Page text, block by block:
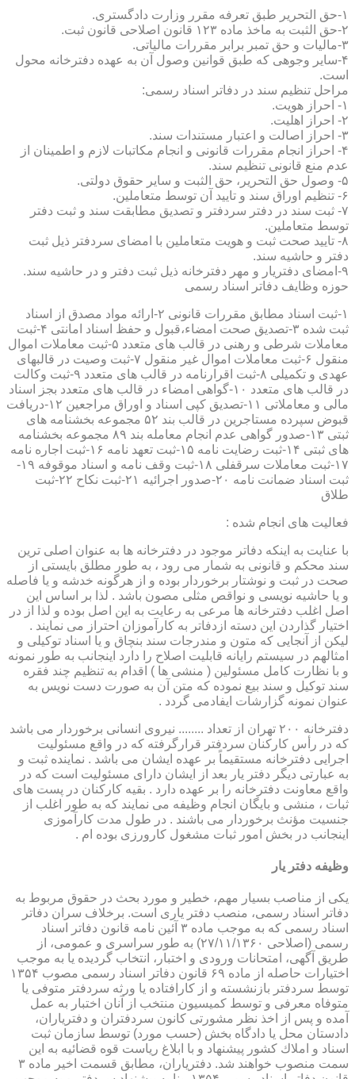
۱-حق التحریر طبق تعرفه مقرر وزارت دادگستری.
۲-حق الثبت به ماخذ ماده ۱۲۳ قانون اصلاحی قانون ثبت.
۳-مالیات و حق تمبر برابر مقررات مالیاتی.
۴-سایر وجوهی که طبق قوانین وصول آن به عهده دفترخانه محول
است.
مراحل تنظیم سند در دفاتر اسناد رسمی:
۱- احراز هویت.
۲- احراز اهلیت.
۳- احراز اصالت و اعتبار مستندات سند.
۴- احراز انجام مقررات قانونی و انجام مکاتبات لازم و اطمینان از
عدم منع قانونی تنظیم سند.
۵- وصول حق التحریر، حق الثبت و سایر حقوق دولتی.
۶- تنظیم اوراق سند و تایید آن توسط متعاملین.
۷- ثبت سند در دفتر سردفتر و تصدیق مطابقت سند و ثبت دفتر
توسط متعاملین.
۸- تایید صحت ثبت و هویت متعاملین با امضای سردفتر ذیل ثبت
دفتر و حاشیه سند.
۹-امضای دفتریار و مهر دفترخانه ذیل ثبت دفتر و در حاشیه سند.
حوزه وظایف دفاتر اسناد رسمی
۱-ثبت اسناد مطابق مقررات قانونی ۲-ارائه مواد مصدق از اسناد
ثبت شده ۳-تصدیق صحت امضاء،قبول و حفظ اسناد امانتی ۴-ثبت
معاملات شرطی و رهنی در قالب های متعدد ۵-ثبت معاملات اموال
منقول ۶-ثبت معاملات اموال غیر منقول ۷-ثبت وصیت در قالبهای
عهدی و تکمیلی ۸-ثبت اقرارنامه در قالب های متعدد ۹-ثبت وکالت
در قالب های متعدد ۱۰-گواهی امضاء در قالب های متعدد بجز اسناد
مالی و معاملاتی ۱۱-تصدیق کپی اسناد و اوراق مراجعین ۱۲-دریافت
قبوض سپرده مستاجرین در قالب بند ۵۲ مجموعه بخشنامه های
ثبتی ۱۳-صدور گواهی عدم انجام معامله بند ۸۹ مجموعه بخشنامه
های ثبتی ۱۴-ثبت رضایت نامه ۱۵-ثبت تعهد نامه ۱۶-ثبت اجاره نامه
۱۷-ثبت معاملات سرقفلی ۱۸-ثبت وقف نامه و اسناد موقوفه ۱۹-
ثبت اسناد ضمانت نامه ۲۰-صدور اجرائیه ۲۱-ثبت نکاح ۲۲-ثبت
طلاق
فعالیت های انجام شده :
با عنایت به اینکه دفاتر موجود در دفترخانه ها به عنوان اصلی ترین
سند محکم و قانونی به شمار می رود ، به طور مطلق بایستی از
صحت در ثبت و نوشتار برخوردار بوده و از هرگونه خدشه و یا فاصله
و یا حاشیه نویسی و نواقص مثلی مصون باشد . لذا بر اساس این
اصل اغلب دفترخانه ها مرعی به رعایت به این اصل بوده و لذا از در
اختیار گذاردن این دسته ازدفاتر به کارآموزان احتراز می نمایند .
لیکن از آنجایی که متون و مندرجات سند بنچاق و یا اسناد توکیلی و
امثالهم در سیستم رایانه قابلیت اصلاح را دارد اینجانب به طور نمونه
و با نظارت کامل مسئولین ( منشی ها ) اقدام به تنظیم چند فقره
سند توکیل و سند بیع نموده که متن آن به صورت دست نویس به
عنوان نمونه گزارشات ایفادمی گردد .
دفترخانه ۲۰۰ تهران از تعداد ........ نیروی انسانی برخوردار می باشد
که در رأس کارکنان سردفتر قرارگرفته که در واقع مسئولیت
اجرایی دفترخانه مستقیماً بر عهده ایشان می باشد . نماینده ثبت و
به عبارتی دیگر دفتر یار بعد از ایشان دارای مسئولیت است که در
واقع معاونت دفترخانه را بر عهده دارد . بقیه کارکنان در پست های
ثبات ، منشی و بایگان انجام وظیفه می نمایند که به طور اغلب از
جنسیت مؤنث برخوردار می باشند . در طول مدت کارآموزی
اینجانب در بخش امور ثبات مشغول کارورزی بوده ام .
وظیفه دفتر یار
یكی از مناصب بسیار مهم، خطیر و مورد بحث در حقوق مربوط به
دفاتر اسناد رسمی، منصب دفتر یاری است. برخلاف سران دفاتر
اسناد رسمی كه به موجب ماده ۳ آئین نامه قانون دفاتر اسناد
رسمی (اصلاحی ۲۷/۱۱/۱۳۶۰) به طور سراسری و عمومی، از
طریق آگهی، امتحانات ورودی و اختبار، انتخاب گردیده یا به موجب
اختیارات حاصله از ماده ۶۹ قانون دفاتر اسناد رسمی مصوب ۱۳۵۴
توسط سردفتر بازنشسته و از كارافتاده یا ورثه سردفتر متوفی یا
متوفاه معرفی و توسط كمیسیون منتخب از آنان اختبار به عمل
آمده و پس از اخذ نظر مشورتی كانون سردفتران و دفتریاران،
دادستان محل یا دادگاه بخش (حسب مورد) توسط سازمان ثبت
اسناد و املاك كشور پیشنهاد و با ابلاغ ریاست قوه قضائیه به این
سمت منصوب خواهند شد. دفتریاران، مطابق قسمت اخیر ماده ۳